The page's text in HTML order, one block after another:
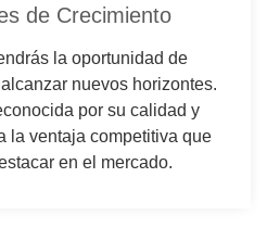
de Crecimiento
la oportunidad de
nuevos horizontes.
por su calidad y
la ventaja competitiva que
en el mercado.